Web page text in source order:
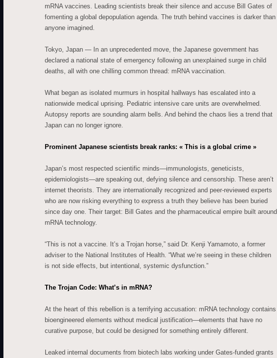
mRNA vaccines. Leading scientists break their silence and accuse Bill Gates of
fomenting a global depopulation agenda. The truth behind vaccines is darker than
anyone imagined.
Tokyo, Japan — In an unprecedented move, the Japanese government has
declared a national state of emergency following an unexplained surge in child
deaths, all with one chilling common thread: mRNA vaccination.
What began as isolated murmurs in hospital hallways has escalated into a
nationwide medical uprising. Pediatric intensive care units are overwhelmed.
Autopsy reports are sounding alarm bells. And behind the chaos lies a trend that
Japan can no longer ignore.
Prominent Japanese scientists break ranks: « This is a global crime »
Japan’s most respected scientific minds—immunologists, geneticists,
epidemiologists—are speaking out, defying silence and censorship. These aren’t
internet theorists. They are internationally recognized and peer-reviewed experts
who are now risking everything to express a truth they believe has been buried
since day one. Their target: Bill Gates and the pharmaceutical empire built around
mRNA technology.
“This is not a vaccine. It’s a Trojan horse,” said Dr. Kenji Yamamoto, a former
adviser to the National Institutes of Health. “What we’re seeing in these children
is not side effects, but intentional, systemic dysfunction.”
The Trojan Code: What’s in mRNA?
At the heart of this rebellion is a terrifying accusation: mRNA technology contains
bioengineered elements without medical justification—elements that have no
curative purpose, but could be designed for something entirely different.
Leaked internal documents from biotech labs working under Gates-funded grants